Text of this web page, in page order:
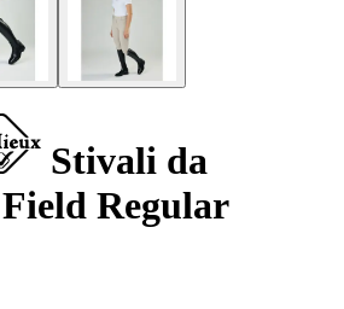
Stivali da
Regular